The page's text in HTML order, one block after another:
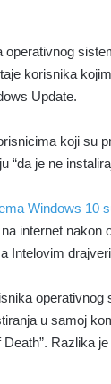
operativnog
korisnika
Update.
koji su
“da je ne
Windows 10
internet
Intelovim
u samoj
Death”. Razlika